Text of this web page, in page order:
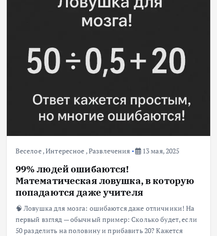
Веселое,Интересное ,Развлечения 13 мая, 2025
99% людей ошибаются!
Математическая ловушка, в которую
попадаются даже учителя
🧠 Ловушка для мозга: ошибаются даже отличники! На
первый взгляд — обычный пример: Сколько будет, если
50 разделить на половину и прибавить 20? Кажется